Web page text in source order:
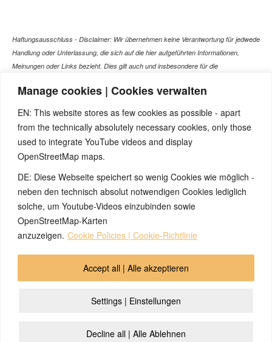
Manage cookies | Cookies verwalten
EN: This website stores as few cookies as possible - apart
from the technically absolutely necessary cookies, only those
used to integrate YouTube videos and display
OpenStreetMap maps.
DE: Diese Webseite speichert so wenig Cookies wie möglich -
neben den technisch absolut notwendigen Cookies lediglich
solche, um Youtube-Videos einzubinden sowie
OpenStreetMap-Karten
anzuzeigen. Cookie Policies | Cookie-Richtlinie
Settings | Einstellungen
Decline all | Alle Ablehnen
Accept all | Alle akzeptieren
Haftungsausschluss - Disclaimer: Wir übernehmen keine Verantwortung für jedwede
Handlung oder Unterlassung, die sich auf die hier aufgeführten Informationen,
Meinungen oder Links bezieht. Dies gilt auch und insbesondere für die
Gespräch mit dem Arzt Ihres Vertrauens darstellen können. Bei den Texten auf
Versuch einer Diagnose oder Behandlung! Wir übernehmen keinerlei Gewähr für die
Korrektheit, Aktualität, Vollständigkeit oder Qualität der Informationen auf dieser
Website. Zusätzlich müssen wir jede Haftung oder Garantie ausschließen. Dies gilt
auch für alle Verweise (Links), die direkt oder indirekt angeboten werden. Wir
können für die Inhalte solcher externen Sites, die Sie mittels eines Links oder
sonstiger Hinweise erreichen, keine Verantwortung übernehmen. Ferner haften wir
nicht für direkte oder indirekte Schäden, die auf Informationen zurückgeführt werden
können, die auf diesen externen Websites stehen
© 2026 by Ingmar Marquardt
Impressum Privacy Policy
Cookie Policy (EU)